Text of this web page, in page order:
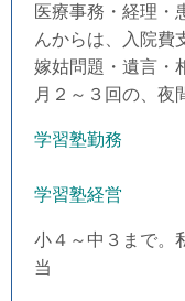
医療事務・経理・
んからは、入院費
嫁姑問題・遺言・
月２～３回の、夜
学習塾勤務
学習塾経営
小４～中３まで。
当